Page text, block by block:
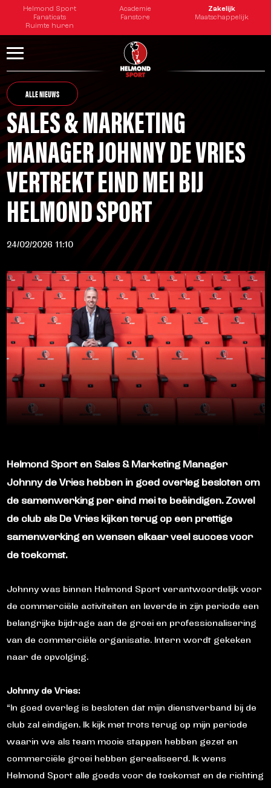
Helmond Sport Academie
Zakelijk
Fanaticats
Fanstore
Maatschappelijk
Ruimte huren
ALLE NIEUWS
SALES & MARKETING
MANAGER JOHNNY DE VRIES
VERTREKT EIND MEI BIJ
HELMOND SPORT
24/02/2026 11:10
Helmond Sport en Sales & Marketing Manager
Johnny de Vries hebben in goed overleg besloten om
de samenwerking per eind mei te beëindigen. Zowel
de club als De Vries kijken terug op een prettige
samenwerking en wensen elkaar veel succes voor
de toekomst.
Johnny was binnen Helmond Sport verantwoordelijk voor
de commerciële activiteiten en leverde in zijn periode een
belangrijke bijdrage aan de groei en professionalisering
van de commerciële organisatie. Intern wordt gekeken
naar de opvolging.
Johnny de Vries:
“In goed overleg is besloten dat mijn dienstverband bij de
club zal eindigen. Ik kijk met trots terug op mijn periode
waarin we als team mooie stappen hebben gezet en
commerciële groei hebben gerealiseerd. Ik wens
Helmond Sport alle goeds voor de toekomst en de richting